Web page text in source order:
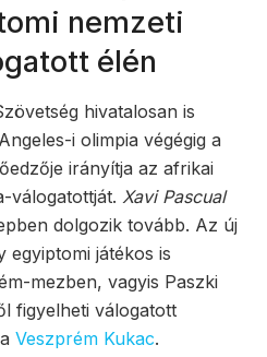
nemzeti
élén
hivatalosan is
i olimpia végégig a
irányítja az afrikai
válogatottját. Xavi Pascual
dolgozik tovább. Az új
egyiptomi játékos is
mezben, vagyis Paszki
figyelheti válogatott
Veszprém Kukac.